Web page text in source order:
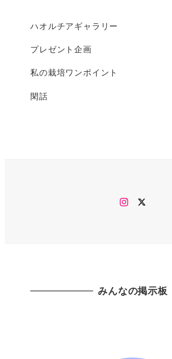
ハオルチアギャラリー
プレゼント企画
私の栽培ワンポイント
閑話
Instagram
みんなの掲示板